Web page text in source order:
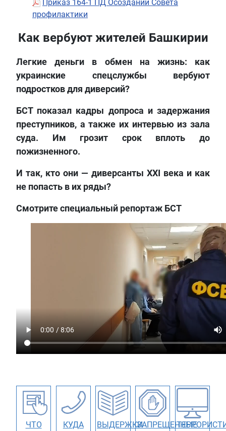
Приказ 164-1 ПД Осоздании Совета
профилактики
Как вербуют жителей Башкирии
Легкие деньги в обмен на жизнь: как
украинские спецслужбы вербуют
подростков для диверсий?
БСТ показал кадры допроса и задержания
преступников, а также их интервью из зала
суда. Им грозит срок вплоть до
пожизненного.
И так, кто они — диверсанты XXI века и как
не попасть в их ряды?
Смотрите специальный репортаж БСТ
ЧТО
КУДА
ВЫДЕРЖКИЗАПРЕЩЕННЫЕ